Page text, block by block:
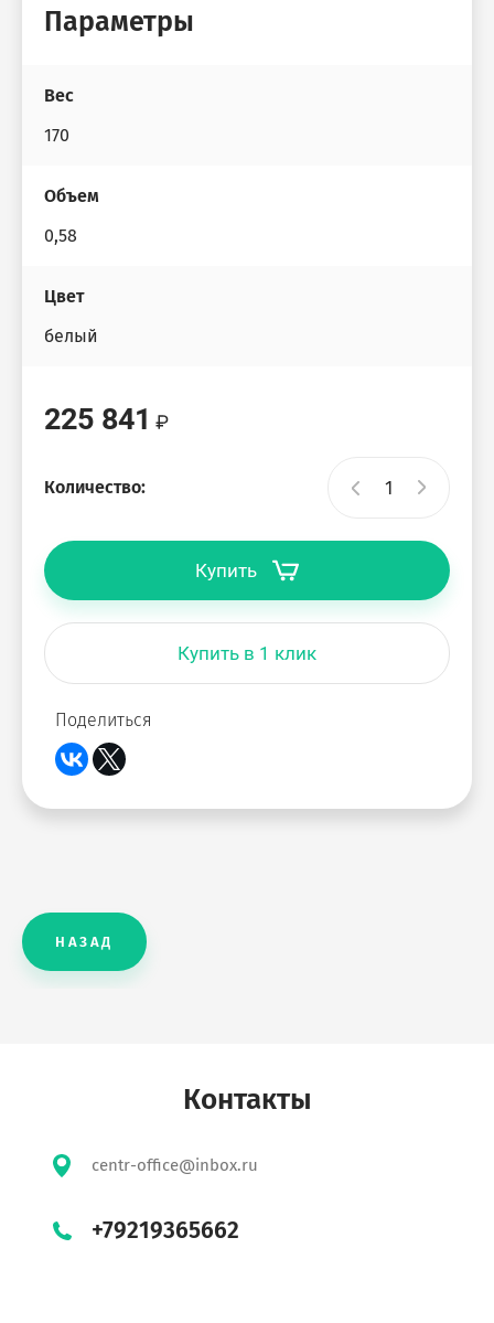
Параметры
Вес
170
Объем
0,58
Цвет
белый
225 841
Количество:
Купить
Купить в 1 клик
Поделиться
НАЗАД
Контакты
centr-office@inbox.ru
+79219365662